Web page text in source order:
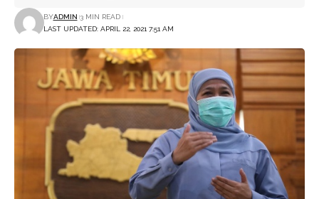
LAST UPDATED: APRIL 22, 2021 7:51 AM
BYADMIN 3 MIN READ